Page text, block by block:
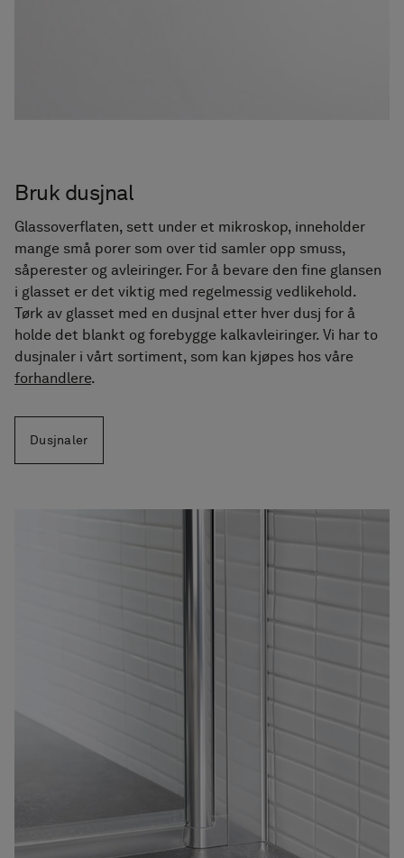
Bruk dusjnal
Glassoverflaten, sett under et mikroskop, inneholder
mange små porer som over tid samler opp smuss,
såperester og avleiringer. For å bevare den fine glansen
i glasset er det viktig med regelmessig vedlikehold.
Tørk av glasset med en dusjnal etter hver dusj for å
holde det blankt og forebygge kalkavleiringer. Vi har to
dusjnaler i vårt sortiment, som kan kjøpes hos våre
forhandlere.
Dusjnaler